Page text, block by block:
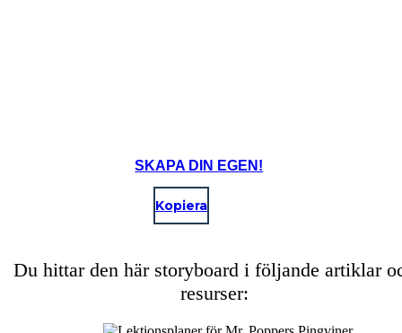
SKAPA DIN EGEN!
Kopiera
Du hittar den här storyboard i följande artiklar
resurser: